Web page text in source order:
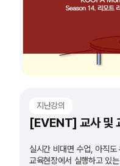
지난강의
실시간 비대면 수업, 아직
교육현장에서 실행하고 있